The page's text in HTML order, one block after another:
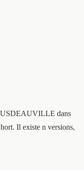
USDEAUVILLE dans
Il existe n versions,